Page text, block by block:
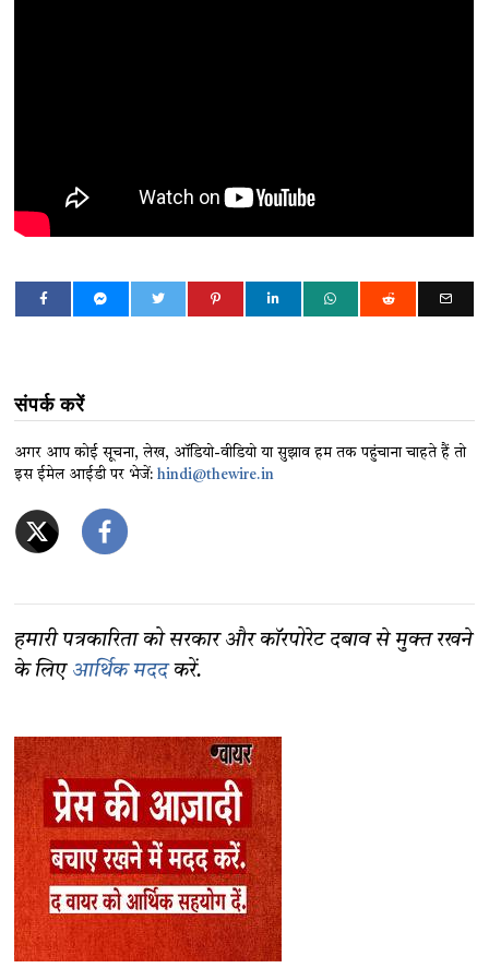
संपर्क करें
अगर आप कोई सूचना, लेख, ऑडियो-वीडियो या सुझाव हम तक पहुंचाना चाहते हैं तो
इस ईमेल आईडी पर भेजें:hindi@thewire.in
हमारी पत्रकारिता को सरकार और कॉरपोरेट दबाव से मुक्त रखने
के लिए आर्थिक मददकरें.